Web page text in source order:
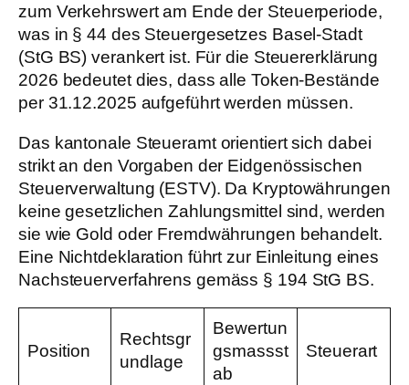
zum Verkehrswert am Ende der Steuerperiode,
was in § 44 des Steuergesetzes Basel-Stadt
(StG BS) verankert ist. Für die Steuererklärung
2026 bedeutet dies, dass alle Token-Bestände
per 31.12.2025 aufgeführt werden müssen.
Das kantonale Steueramt orientiert sich dabei
strikt an den Vorgaben der Eidgenössischen
Steuerverwaltung (ESTV). Da Kryptowährungen
keine gesetzlichen Zahlungsmittel sind, werden
sie wie Gold oder Fremdwährungen behandelt.
Eine Nichtdeklaration führt zur Einleitung eines
Nachsteuerverfahrens gemäss § 194 StG BS.
Position
Rechtsgr
undlage
Bewertun
gsmassst
ab
Steuerart